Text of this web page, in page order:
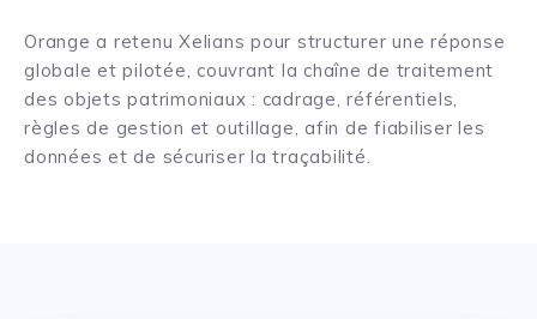
Orange a retenu Xelians pour structurer une réponse
globale et pilotée, couvrant la chaîne de traitement
des objets patrimoniaux : cadrage, référentiels,
règles de gestion et outillage, afin de fiabiliser les
données et de sécuriser la traçabilité.